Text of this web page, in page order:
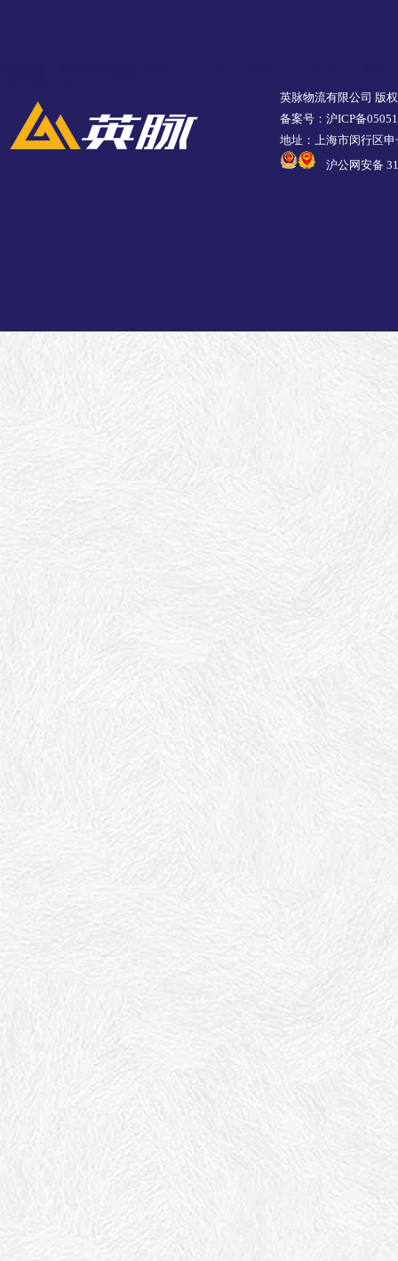
英脉物流有限公司 版
备案号：沪ICP备
地址：上海市闵行区
沪公网安备